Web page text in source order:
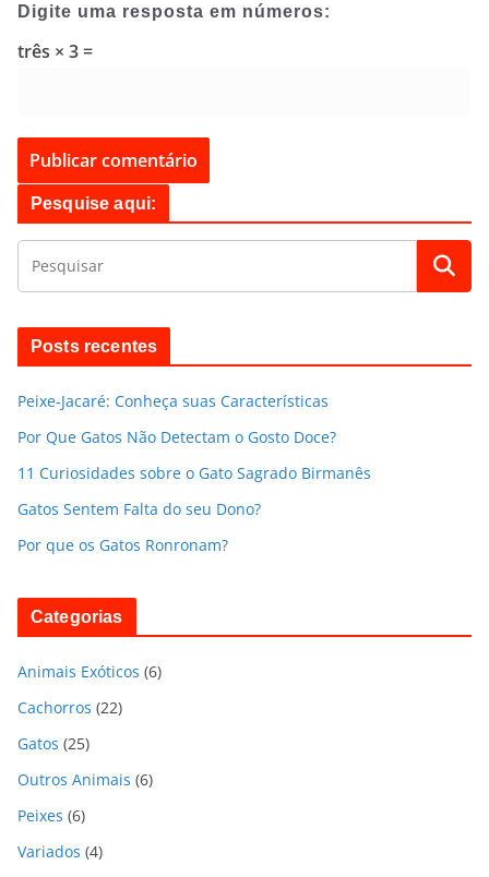
Digite uma resposta em números:
três × 3 =
Pesquise aqui:
Posts recentes
Peixe-Jacaré: Conheça suas Características
Por Que Gatos Não Detectam o Gosto Doce?
11 Curiosidades sobre o Gato Sagrado Birmanês
Gatos Sentem Falta do seu Dono?
Por que os Gatos Ronronam?
Categorias
Animais Exóticos (6)
Cachorros (22)
Gatos (25)
Outros Animais (6)
Peixes (6)
Variados (4)